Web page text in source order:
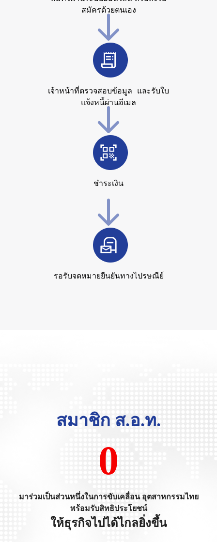
สมัครด้วยตนเอง
เจ้าหน้าที่ตรวจสอบข้อมูล และรับใบ
แจ้งหนี้ผ่านอีเมล
ชำระเงิน
รอรับจดหมายยืนยันทางไปรษณีย์
สมาชิก ส.อ.ท.
0
มาร่วมเป็นส่วนหนึ่งในการขับเคลื่อน อุตสาหกรรมไทย
พร้อมรับสิทธิประโยชน์
ให้ธุรกิจไปได้ไกลยิ่งขึ้น